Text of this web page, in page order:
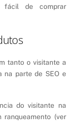
fácil de comprar
tanto o visitante a
na parte de SEO e
do visitante na
(ver